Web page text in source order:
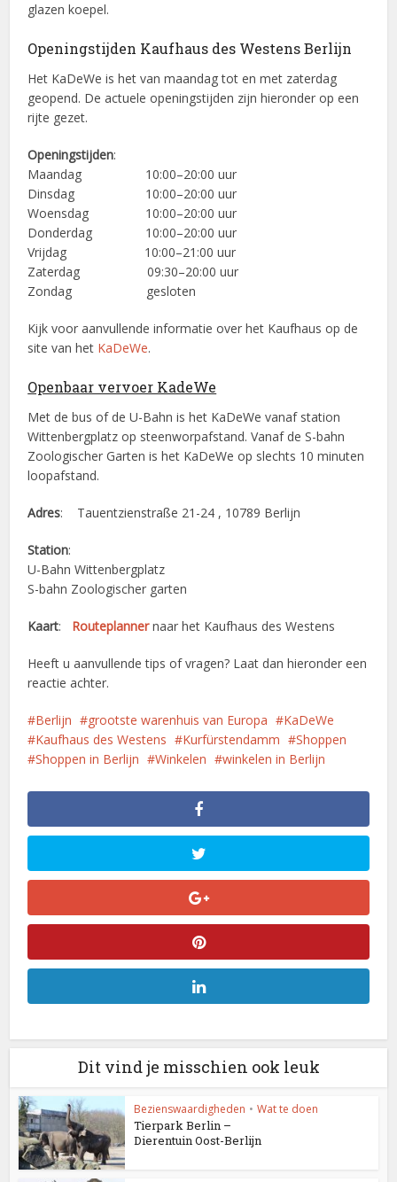
glazen koepel.
Openingstijden Kaufhaus des Westens Berlijn
Het KaDeWe is het van maandag tot en met zaterdag
geopend. De actuele openingstijden zijn hieronder op een
rijte gezet.
Openingstijden:
Maandag 10:00–20:00 uur
Dinsdag 10:00–20:00 uur
Woensdag 10:00–20:00 uur
Donderdag 10:00–20:00 uur
Vrijdag 10:00–21:00 uur
Zaterdag 09:30–20:00 uur
Zondag gesloten
Kijk voor aanvullende informatie over het Kaufhaus op de
site van het KaDeWe.
Openbaar vervoer KadeWe
Met de bus of de U-Bahn is het KaDeWe vanaf station
Wittenbergplatz op steenworpafstand. Vanaf de S-bahn
Zoologischer Garten is het KaDeWe op slechts 10 minuten
loopafstand.
Adres: Tauentzienstraße 21-24 , 10789 Berlijn
Station:
U-Bahn Wittenbergplatz
S-bahn Zoologischer garten
Kaart: Routeplannernaar het Kaufhaus des Westens
Heeft u aanvullende tips of vragen? Laat dan hieronder een
reactie achter.
Berlijn grootste warenhuis van Europa
KaDeWe
Kaufhaus des Westens
Kurfürstendamm
Shoppen
Shoppen in Berlijn
Winkelen winkelen in Berlijn
Dit vind je misschien ook leuk
Bezienswaardigheden • Wat te doen
Tierpark Berlin –
Dierentuin Oost-Berlijn